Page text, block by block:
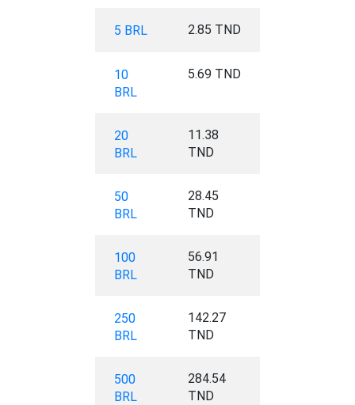
5 BRL 2.85 TND
10
BRL
5.69 TND
20
BRL
11.38
TND
50
BRL
28.45
TND
100
BRL
56.91
TND
250
BRL
142.27
TND
500
BRL
284.54
TND